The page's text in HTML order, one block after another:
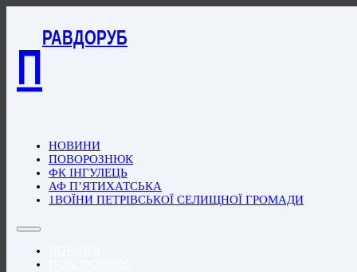
П
РАВДОРУБ
НОВИНИ
ПОВОРОЗНЮК
ФК ІНГУЛЕЦЬ
АФ П’ЯТИХАТСЬКА
1ВОЇНИ ПЕТРІВСЬКОЇ СЕЛИЩНОЇ ГРОМАДИ